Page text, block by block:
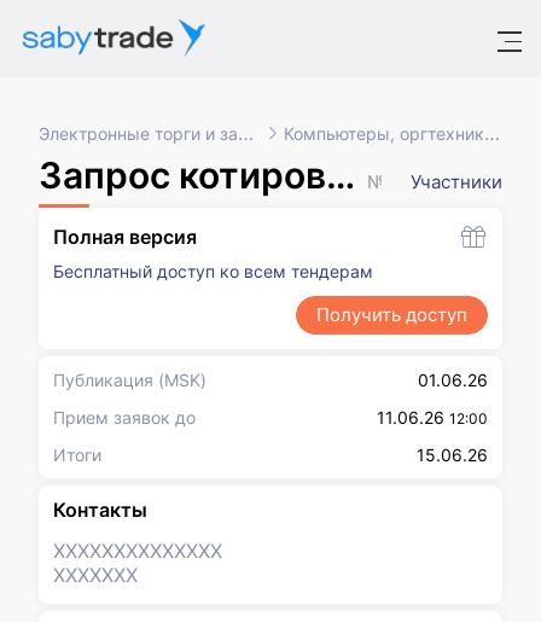
Электронные торги и закупки Компьютеры, оргтехника, ПО
Запрос котировок в электронной форме, участниками которого могут быть только субъекты малого и среднего предпринимательства Участники
Полная версия
Бесплатный доступ ко всем тендерам
Получить доступ
Публикация (MSK)
01.06.26
Прием заявок до
11.06.26 12:00
Итоги 15.06.26
Контакты
XXXXXXXXXXXXXX
XXXXXXX